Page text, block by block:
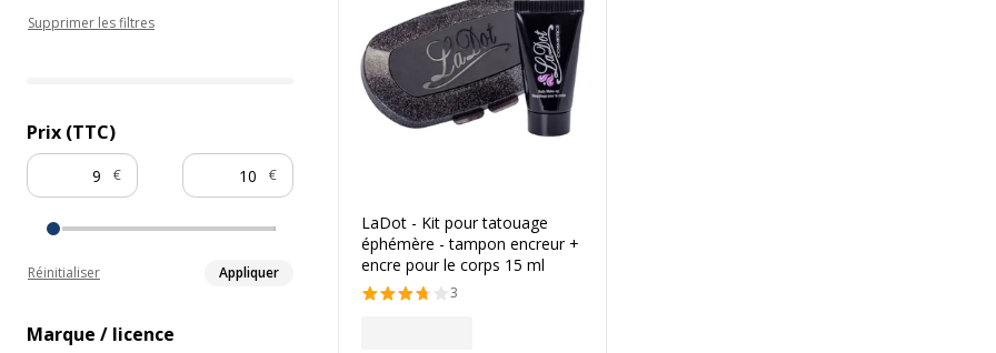
Supprimer les filtres
Prix (TTC)
€ €
Réinitialiser Appliquer
Marque / licence
LaDot - Kit pour tatouage
éphémère - tampon encreur +
encre pour le corps 15 ml
3